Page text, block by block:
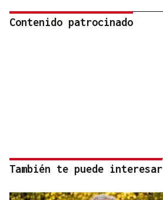
Contenido patrocinado
También te puede interesar